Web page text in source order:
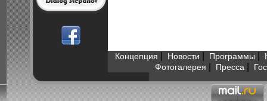
Концепция Новости Программы
Фотогалерея
Пресса